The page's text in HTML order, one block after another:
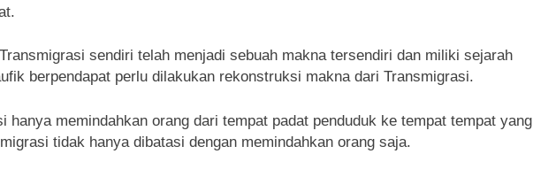
sendiri telah menjadi sebuah makna tersendiri dan miliki sejarah
berpendapat perlu dilakukan rekonstruksi makna dari Transmigrasi.
hanya memindahkan orang dari tempat padat penduduk ke tempat tempat yang
tidak hanya dibatasi dengan memindahkan orang saja.